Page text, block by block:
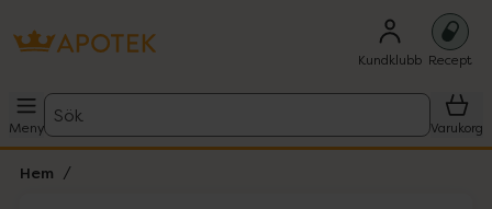
Kundklubb Recept
Meny
Sök
Varukorg
Hem